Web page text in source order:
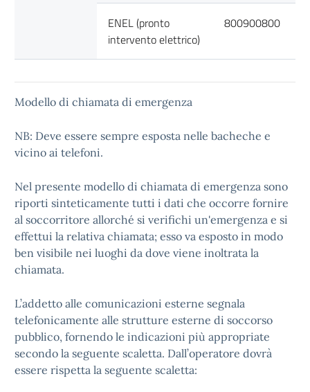
ENEL (pronto
intervento elettrico)
800900800
Modello di chiamata di emergenza
NB: Deve essere sempre esposta nelle bacheche e
vicino ai telefoni.
Nel presente modello di chiamata di emergenza sono
riporti sinteticamente tutti i dati che occorre fornire
al soccorritore allorché si verifichi un'emergenza e si
effettui la relativa chiamata; esso va esposto in modo
ben visibile nei luoghi da dove viene inoltrata la
chiamata.
L’addetto alle comunicazioni esterne segnala
telefonicamente alle strutture esterne di soccorso
pubblico, fornendo le indicazioni più appropriate
secondo la seguente scaletta. Dall’operatore dovrà
essere rispetta la seguente scaletta: